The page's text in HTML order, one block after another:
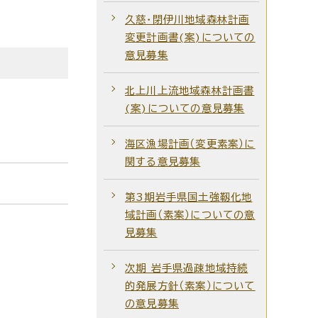
久慈・閉伊川地域森林計画
変更計画書(案)についての
意見募集
北上川上流地域森林計画書
(案)についての意見募集
海区漁場計画（変更素案）に
関する意見募集
第3期岩手県国土強靱化地
域計画（素案）についての意
見募集
次期 岩手県過疎地域持続
的発展方針（素案）について
の意見募集